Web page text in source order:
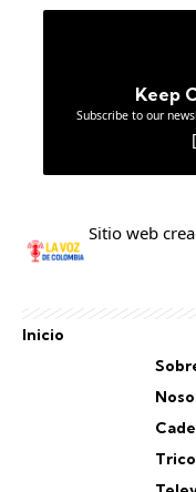
Keep
Subscribe to our
Sitio web
Inicio